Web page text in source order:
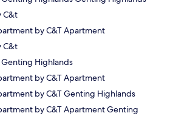
C&t
by C&T Apartment
C&t
Highlands
by C&T Apartment
by C&T Genting Highlands
by C&T Apartment Genting